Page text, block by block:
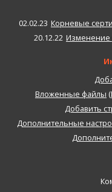
02.02.23 Корневые
20.12.22 Изменение
Вложенные файлы (
Добавить
Дополнительные